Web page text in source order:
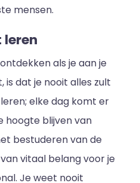
mensen.
leren
als je aan je
is dat je nooit alles zult
elke dag komt er
hoogte blijven van
bestuderen van de
vitaal belang voor je
Je weet nooit